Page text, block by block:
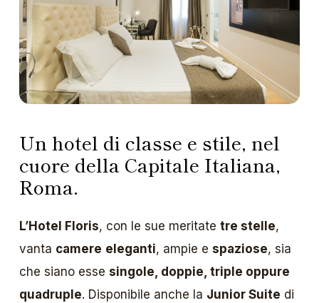
Un hotel di classe e stile, nel
cuore della Capitale Italiana,
Roma.
L’Hotel Floris, con le sue meritate tre stelle,
vanta camere eleganti, ampie e spaziose, sia
che siano esse singole, doppie, triple oppure
quadruple. Disponibile anche la Junior Suite di